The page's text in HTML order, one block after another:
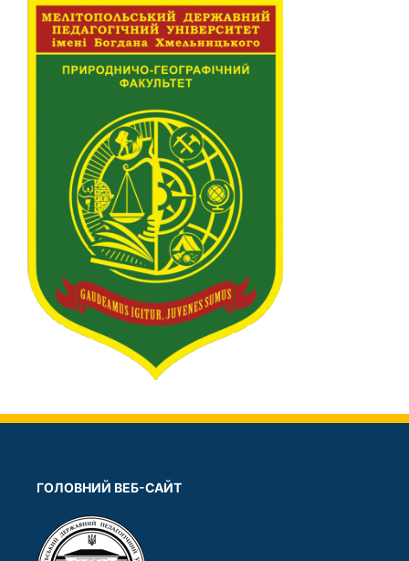
ГОЛОВНИЙ ВЕБ-САЙТ